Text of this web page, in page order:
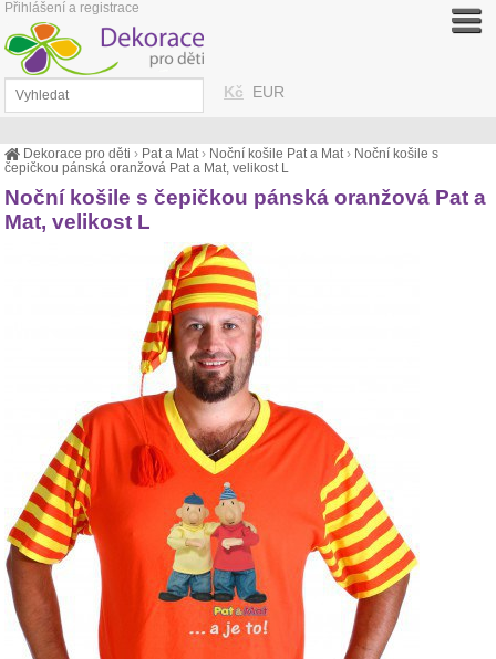
Dekorace pro děti › Pat a Mat › Noční košile Pat a Mat › Noční košile s
čepičkou pánská oranžová Pat a Mat, velikost L
Noční košile s čepičkou pánská oranžová Pat a
Mat, velikost L
Kč EUR
Přihlášení a registrace